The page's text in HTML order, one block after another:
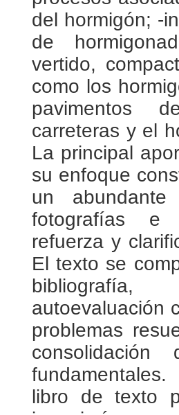
del hormigón; -
de
vertido,
como los
pavimentos
carreteras y el
La principal
su enfoque
un
fotografías e
refuerza y
El texto se
autoevaluación
problemas
libro de texto